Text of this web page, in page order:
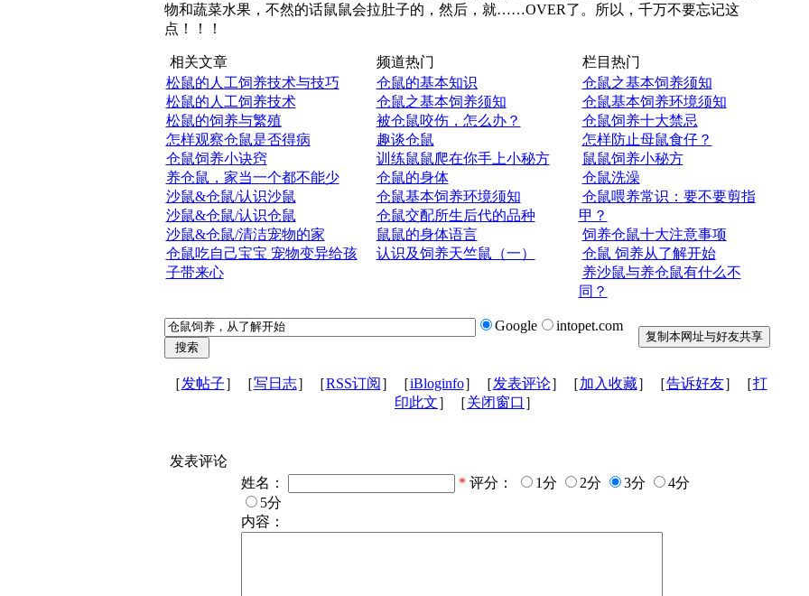
物和蔬菜水果，不然的话鼠鼠会拉肚子的，然后，就……OVER了。所以，千万不要忘记这
点！！！
相关文章
松鼠的人工饲养技术与技巧
松鼠的人工饲养技术
松鼠的饲养与繁殖
怎样观察仓鼠是否得病
仓鼠饲养小诀窍
养仓鼠，家当一个都不能少
沙鼠&仓鼠/认识沙鼠
沙鼠&仓鼠/认识仓鼠
沙鼠&仓鼠/清洁宠物的家
仓鼠吃自己宝宝 宠物变异给孩
子带来心
频道热门
仓鼠的基本知识
仓鼠之基本饲养须知
被仓鼠咬伤，怎么办？
趣谈仓鼠
训练鼠鼠爬在你手上小秘方
仓鼠的身体
仓鼠基本饲养环境须知
仓鼠交配所生后代的品种
鼠鼠的身体语言
认识及饲养天竺鼠（一）
栏目热门
仓鼠之基本饲养须知
仓鼠基本饲养环境须知
仓鼠饲养十大禁忌
怎样防止母鼠食仔？
鼠鼠饲养小秘方
仓鼠洗澡
仓鼠喂养常识：要不要剪指
甲？
饲养仓鼠十大注意事项
仓鼠 饲养从了解开始
养沙鼠与养仓鼠有什么不
同？
Google intopet.com
［发帖子］［写日志］［RSS订阅 ］［iBloginfo］［发表评论］［加入收藏］［告诉好友］［打
印此文］［关闭窗口 ］
发表评论
姓名：
* 评分： 1分 2分 3分
4分
5分
内容：